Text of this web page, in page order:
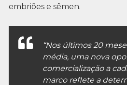
embriões e sêmen.
“Nos últimos 20
média, uma nova
comercialização a
marco reflete a